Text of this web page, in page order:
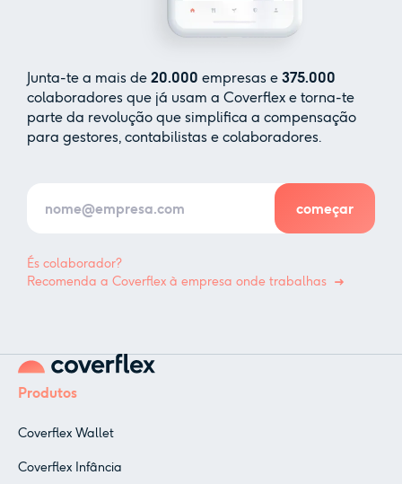
Junta-te a mais de 20.000 empresas e 375.000
colaboradores que já usam a Coverflex e torna-te
parte da revolução que simplifica a compensação
para gestores, contabilistas e colaboradores.
És colaborador?
Recomenda a Coverflex à empresa onde trabalhas
Produtos
Coverflex Wallet
Coverflex Infância